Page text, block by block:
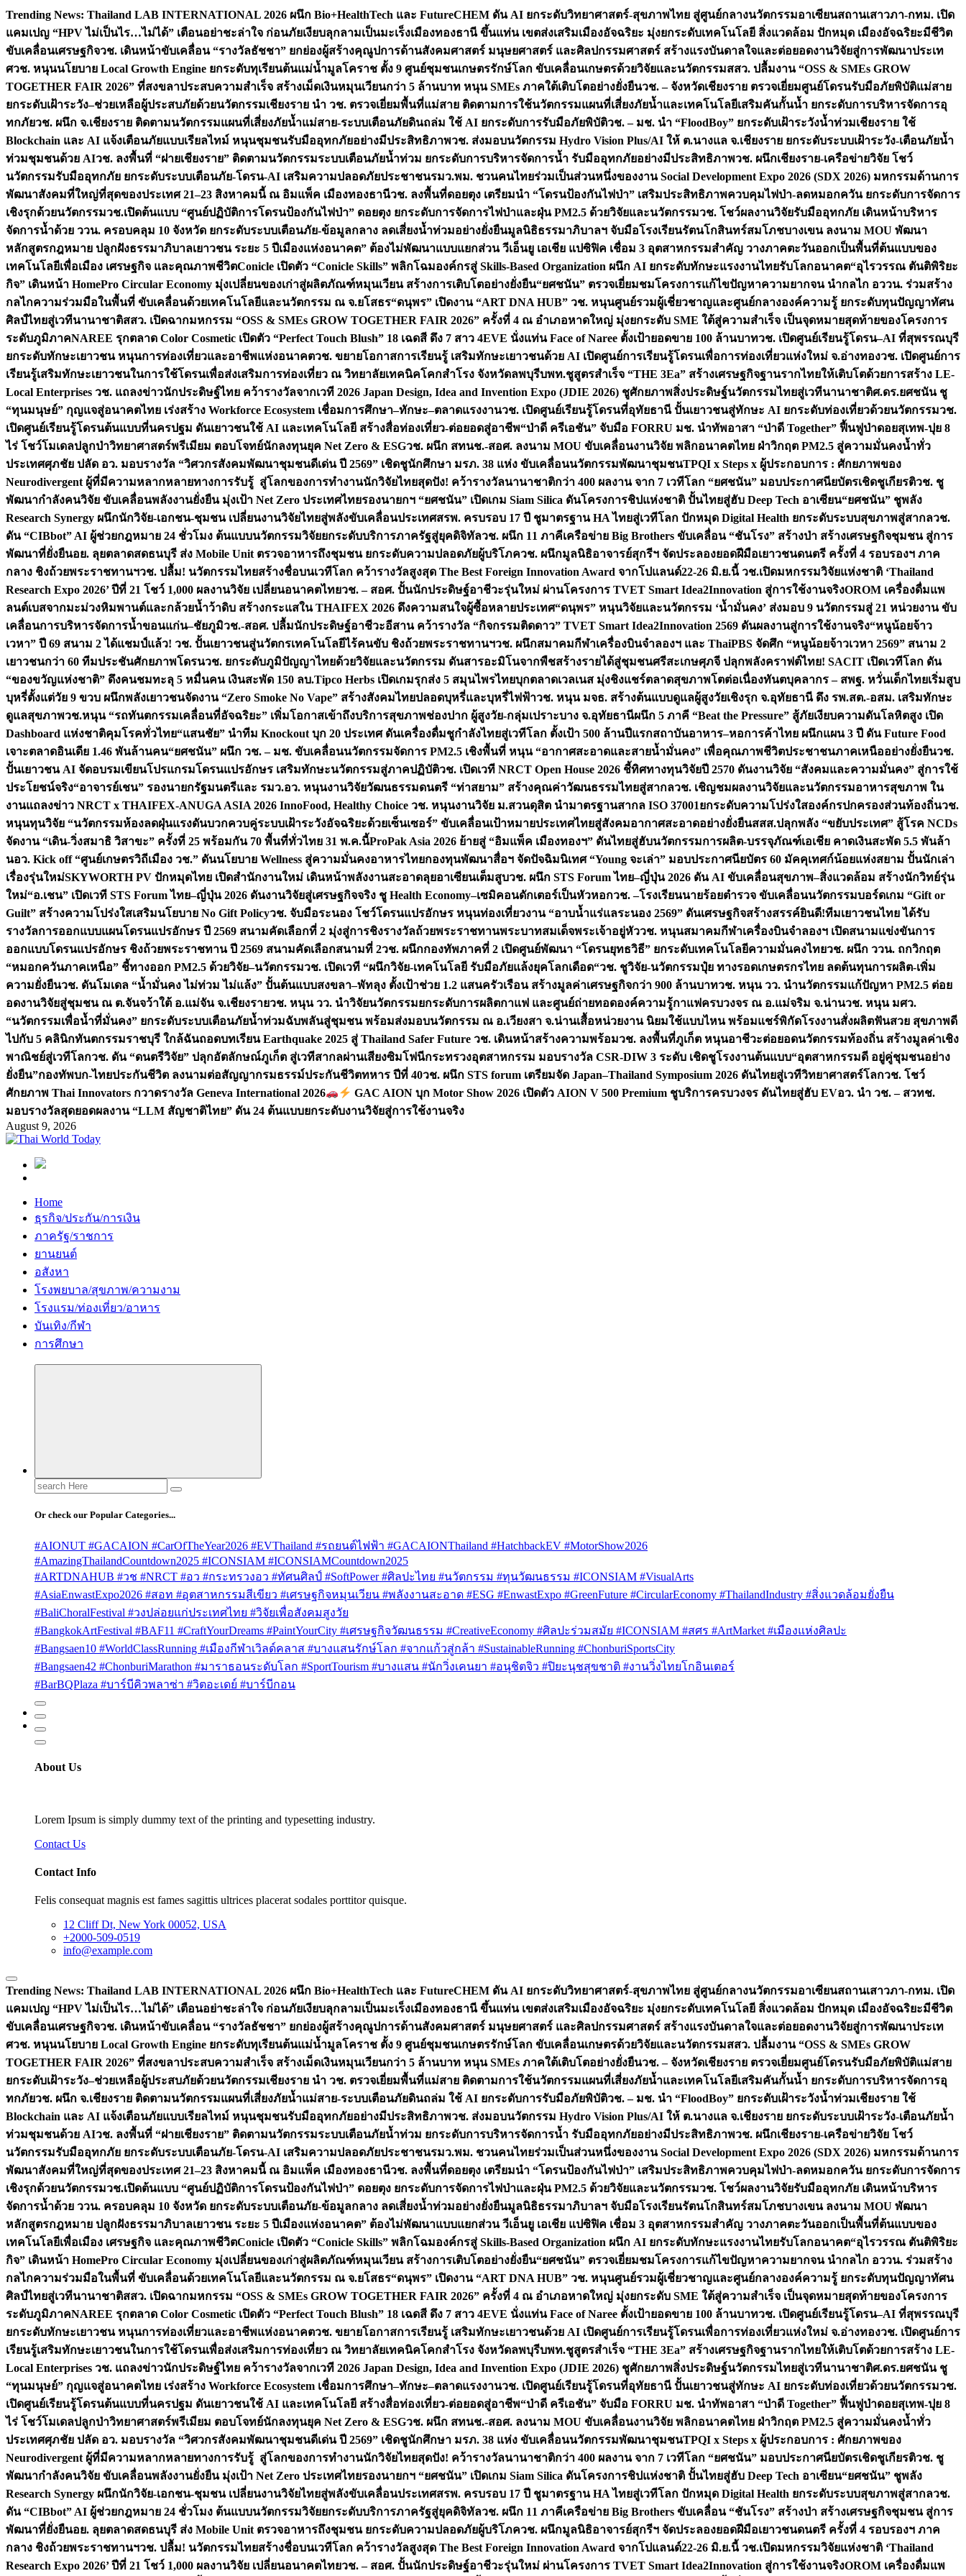
Skip
content
Trending News: Thailand LAB INTERNATIONAL 2026 ผนึก Bio+HealthTech และ FutureCHEM ดัน AI ยกระดับวิทยาศาสตร์-สุขภาพไทย สู่ศูนย์กลางนวัตกรรมอาเซียนสถานเสาวภา-กทม. เปิด
แคมเปญ “HPV ไม่เป็นไร…ไม่ได้” เตือนอย่าชะล่าใจ ก่อนภัยเงียบลุกลามเป็นมะเร็งเมืองทองธานี ขึ้นแท่น เขตส่งเสริมเมืองอัจฉริยะ มุ่งยกระดับเทคโนโลยี สิ่งแวดล้อม ปักหมุด เมืองอัจฉริยะมีชีวิต
ขับเคลื่อนเศรษฐกิจวช. เดินหน้าขับเคลื่อน “รางวัลธัชชา” ยกย่องผู้สร้างคุณูปการด้านสังคมศาสตร์ มนุษยศาสตร์ และศิลปกรรมศาสตร์ สร้างแรงบันดาลใจและต่อยอดงานวิจัยสู่การพัฒนาประเท
ศวช. หนุนนโยบาย Local Growth Engine ยกระดับทุเรียนต้นแม่น้ำมูลโคราช ตั้ง 9 ศูนย์ชุมชนเกษตรรักษ์โลก ขับเคลื่อนเกษตรด้วยวิจัยและนวัตกรรมสสว. ปลื้มงาน “OSS & SMEs GROW
TOGETHER FAIR 2026” ที่สงขลาประสบความสำเร็จ สร้างเม็ดเงินหมุนเวียนกว่า 5 ล้านบาท หนุน SMEs ภาคใต้เติบโตอย่างยั่งยืนวช. – จังหวัดเชียงราย ตรวจเยี่ยมศูนย์โดรนรับมือภัยพิบัติแม่สาย
ยกระดับเฝ้าระวัง–ช่วยเหลือผู้ประสบภัยด้วยนวัตกรรมเชียงราย นำ วช. ตรวจเยี่ยมพื้นที่แม่สาย ติดตามการใช้นวัตกรรมแผนที่เสี่ยงภัยน้ำและเทคโนโลยีเสริมคันกั้นน้ำ ยกระดับการบริหารจัดการอุ
ทกภัยวช. ผนึก จ.เชียงราย ติดตามนวัตกรรมแผนที่เสี่ยงภัยน้ำแม่สาย-ระบบเตือนภัยดินถล่ม ใช้ AI ยกระดับการรับมือภัยพิบัติวช. – มช. นำ “FloodBoy” ยกระดับเฝ้าระวังน้ำท่วมเชียงราย ใช้
Blockchain และ AI แจ้งเตือนภัยแบบเรียลไทม์ หนุนชุมชนรับมืออุทกภัยอย่างมีประสิทธิภาพวช. ส่งมอบนวัตกรรม Hydro Vision Plus/AI ให้ ต.นางแล จ.เชียงราย ยกระดับระบบเฝ้าระวัง-เตือนภัยน้ำ
ท่วมชุมชนด้วย AIวช. ลงพื้นที่ “ฝายเชียงราย” ติดตามนวัตกรรมระบบเตือนภัยน้ำท่วม ยกระดับการบริหารจัดการน้ำ รับมืออุทกภัยอย่างมีประสิทธิภาพวช. ผนึกเชียงราย-เครือข่ายวิจัย โชว์
นวัตกรรมรับมืออุทกภัย ยกระดับระบบเตือนภัย-โดรน-AI เสริมความปลอดภัยประชาชนรมว.พม. ชวนคนไทยร่วมเป็นส่วนหนึ่งของงาน Social Development Expo 2026 (SDX 2026) มหกรรมด้านการ
พัฒนาสังคมที่ใหญ่ที่สุดของประเทศ 21–23 สิงหาคมนี้ ณ อิมแพ็ค เมืองทองธานีวช. ลงพื้นที่ดอยตุง เตรียมนำ “โดรนป้องกันไฟป่า” เสริมประสิทธิภาพควบคุมไฟป่า-ลดหมอกควัน ยกระดับการจัดการ
เชิงรุกด้วยนวัตกรรมวช.เปิดต้นแบบ “ศูนย์ปฏิบัติการโดรนป้องกันไฟป่า” ดอยตุง ยกระดับการจัดการไฟป่าและฝุ่น PM2.5 ด้วยวิจัยและนวัตกรรมวช. โชว์ผลงานวิจัยรับมืออุทกภัย เดินหน้าบริหาร
จัดการน้ำด้วย ววน. ครอบคลุม 10 จังหวัด ยกระดับระบบเตือนภัย-ข้อมูลกลาง ลดเสี่ยงน้ำท่วมอย่างยั่งยืนมูลนิธิธรรมาภิบาลฯ จับมือโรงเรียนรัตนโกสินทร์สมโภชบางเขน ลงนาม MOU พัฒนา
หลักสูตรกฎหมาย ปลูกฝังธรรมาภิบาลเยาวชน ระยะ 5 ปีเมืองแห่งอนาคต” ต้องไม่พัฒนาแบบแยกส่วน วีเอ็นยู เอเชีย แปซิฟิค เชื่อม 3 อุตสาหกรรมสำคัญ วางภาคตะวันออกเป็นพื้นที่ต้นแบบของ
เทคโนโลยีเพื่อเมือง เศรษฐกิจ และคุณภาพชีวิตConicle เปิดตัว “Conicle Skills” พลิกโฉมองค์กรสู่ Skills-Based Organization ผนึก AI ยกระดับทักษะแรงงานไทยรับโลกอนาคต“อุไรวรรณ ตันติพิริยะ
กิจ” เดินหน้า HomePro Circular Economy มุ่งเปลี่ยนของเก่าสู่ผลิตภัณฑ์หมุนเวียน สร้างการเติบโตอย่างยั่งยืน“ยศชนัน” ตรวจเยี่ยมชมโครงการแก้ไขปัญหาความยากจน นำกลไก อววน. ร่วมสร้าง
กลไกความร่วมมือในพื้นที่ ขับเคลื่อนด้วยเทคโนโลยีและนวัตกรรม ณ จ.ยโสธร“ดนุพร” เปิดงาน “ART DNA HUB” วช. หนุนศูนย์รวมผู้เชี่ยวชาญและศูนย์กลางองค์ความรู้ ยกระดับทุนปัญญาทัศน
ศิลป์ไทยสู่เวทีนานาชาติสสว. เปิดฉากมหกรรม “OSS & SMEs GROW TOGETHER FAIR 2026” ครั้งที่ 4 ณ อำเภอหาดใหญ่ มุ่งยกระดับ SME ใต้สู่ความสำเร็จ เป็นจุดหมายสุดท้ายของโครงการ
ระดับภูมิภาคNAREE รุกตลาด Color Cosmetic เปิดตัว “Perfect Touch Blush” 18 เฉดสี ดึง 7 สาว 4EVE นั่งแท่น Face of Naree ตั้งเป้ายอดขาย 100 ล้านบาทวช. เปิดศูนย์เรียนรู้โดรน–AI ที่สุพรรณบุรี
ยกระดับทักษะเยาวชน หนุนการท่องเที่ยวและอาชีพแห่งอนาคตวช. ขยายโอกาสการเรียนรู้ เสริมทักษะเยาวชนด้วย AI เปิดศูนย์การเรียนรู้โดรนเพื่อการท่องเที่ยวแห่งใหม่ จ.อ่างทองวช. เปิดศูนย์การ
เรียนรู้เสริมทักษะเยาวชนในการใช้โดรนเพื่อส่งเสริมการท่องเที่ยว ณ วิทยาลัยเทคนิคโคกสำโรง จังหวัดลพบุรีบพท.ชูสูตรสำเร็จ “THE 3Ea” สร้างเศรษฐกิจฐานรากไทยให้เติบโตด้วยการสร้าง LE-
Local Enterprises วช. แถลงข่าวนักประดิษฐ์ไทย คว้ารางวัลจากเวที 2026 Japan Design, Idea and Invention Expo (JDIE 2026) ชูศักยภาพสิ่งประดิษฐ์นวัตกรรมไทยสู่เวทีนานาชาติศ.ดร.ยศชนัน ชู
“ทุนมนุษย์” กุญแจสู่อนาคตไทย เร่งสร้าง Workforce Ecosystem เชื่อมการศึกษา–ทักษะ–ตลาดแรงงานวช. เปิดศูนย์เรียนรู้โดรนที่อุทัยธานี ปั้นเยาวชนสู่ทักษะ AI ยกระดับท่องเที่ยวด้วยนวัตกรรมวช.
เปิดศูนย์เรียนรู้โดรนต้นแบบที่นครปฐม ดันเยาวชนใช้ AI และเทคโนโลยี สร้างสื่อท่องเที่ยว-ต่อยอดสู่อาชีพ“ป่าดี ครีเอชัน” จับมือ FORRU มช. นำทัพอาสา “ป่าดี Together” ฟื้นฟูป่าดอยสุเทพ-ปุย 8
ไร่ โชว์โมเดลปลูกป่าวิทยาศาสตร์พรีเมียม ตอบโจทย์นักลงทุนยุค Net Zero & ESGวช. ผนึก สทนช.-สอศ. ลงนาม MOU ขับเคลื่อนงานวิจัย พลิกอนาคตไทย ฝ่าวิกฤต PM2.5 สู่ความมั่นคงน้ำทั่ว
ประเทศศุภชัย ปลัด อว. มอบรางวัล “วิศวกรสังคมพัฒนาชุมชนดีเด่น ปี 2569” เชิดชูนักศึกษา มรภ. 38 แห่ง ขับเคลื่อนนวัตกรรมพัฒนาชุมชนTPQI x Steps x ผู้ประกอบการ : ศักยภาพของ
Neurodivergent ผู้ที่มีความหลากหลายทางการรับรู้ สู่โลกของการทำงานนักวิจัยไทยสุดปัง! คว้ารางวัลนานาชาติกว่า 400 ผลงาน จาก 7 เวทีโลก “ยศชนัน” มอบประกาศนียบัตรเชิดชูเกียรติวช. ชู
พัฒนากำลังคนวิจัย ขับเคลื่อนพลังงานยั่งยืน มุ่งเป้า Net Zero ประเทศไทยรองนายกฯ “ยศชนัน” เปิดเกม Siam Silica ดันโครงการชิปแห่งชาติ ปั้นไทยสู่ฮับ Deep Tech อาเซียน“ยศชนัน” ชูพลัง
Research Synergy ผนึกนักวิจัย-เอกชน-ชุมชน เปลี่ยนงานวิจัยไทยสู่พลังขับเคลื่อนประเทศสรพ. ครบรอบ 17 ปี ชูมาตรฐาน HA ไทยสู่เวทีโลก ปักหมุด Digital Health ยกระดับระบบสุขภาพสู่สากลวช.
ดัน “CIBbot” AI ผู้ช่วยกฎหมาย 24 ชั่วโมง ต้นแบบนวัตกรรมวิจัยยกระดับบริการภาครัฐสู่ยุคดิจิทัลวช. ผนึก 11 ภาคีเครือข่าย Big Brothers ขับเคลื่อน “ชันโรง” สร้างป่า สร้างเศรษฐกิจชุมชน สู่การ
พัฒนาที่ยั่งยืนอย. ลุยตลาดสดธนบุรี ส่ง Mobile Unit ตรวจอาหารถึงชุมชน ยกระดับความปลอดภัยผู้บริโภควช. ผนึกมูลนิธิอาจารย์สุกรีฯ จัดประลองยอดฝีมือเยาวชนดนตรี ครั้งที่ 4 รอบรองฯ ภาค
กลาง ชิงถ้วยพระราชทานฯวช. ปลื้ม! นวัตกรรมไทยสร้างชื่อบนเวทีโลก คว้ารางวัลสูงสุด The Best Foreign Innovation Award จากโปแลนด์22-26 มิ.ย.นี้ วช.เปิดมหกรรมวิจัยแห่งชาติ ‘Thailand
Research Expo 2026’ ปีที่ 21 โชว์ 1,000 ผลงานวิจัย เปลี่ยนอนาคตไทยวช. – สอศ. ปั้นนักประดิษฐ์อาชีวะรุ่นใหม่ ผ่านโครงการ TVET Smart Idea2Innovation สู่การใช้งานจริงOROM เครื่องดื่มแพ
ลนต์เบสจากมะม่วงหิมพานต์และกล้วยน้ำว้าดิบ สร้างกระแสใน THAIFEX 2026 ดึงความสนใจผู้ซื้อหลายประเทศ“ดนุพร” หนุนวิจัยและนวัตกรรม ‘น้ำมั่นคง’ ส่งมอบ 9 นวัตกรรมสู่ 21 หน่วยงาน ขับ
เคลื่อนการบริหารจัดการน้ำขอนแก่น–ชัยภูมิวช.-สอศ. ปลื้มนักประดิษฐ์อาชีวะอีสาน คว้ารางวัล “กิจกรรมติดดาว” TVET Smart Idea2Innovation 2569 ดันผลงานสู่การใช้งานจริง“หนูน้อยจ้าว
เวหา” ปี 69 สนาม 2 ได้แชมป์แล้ว! วช. ปั้นเยาวชนสู่นวัตกรเทคโนโลยีไร้คนขับ ชิงถ้วยพระราชทานฯวช. ผนึกสมาคมกีฬาเครื่องบินจำลองฯ และ ThaiPBS จัดศึก “หนูน้อยจ้าวเวหา 2569” สนาม 2
เยาวชนกว่า 60 ทีมประชันศักยภาพโดรนวช. ยกระดับภูมิปัญญาไทยด้วยวิจัยและนวัตกรรม ดันสารอะมิโนจากพืชสร้างรายได้สู่ชุมชนศรีสะเกษศุภจี ปลุกพลังคราฟต์ไทย! SACIT เปิดเวทีโลก ดัน
“ของขวัญแห่งชาติ” ดึงคนชมทะลุ 5 หมื่นคน เงินสะพัด 150 ลบ.Tipco Herbs เปิดเกมรุกส่ง 5 สมุนไพรไทยบุกตลาดเวลเนส มุ่งชิงแชร์ตลาดสุขภาพโตต่อเนื่องทันตบุคลากร – สพฐ. หวั่นเด็กไทยเริ่มสูบ
บุหรี่ตั้งแต่วัย 9 ขวบ ผนึกพลังเยาวชนจัดงาน “Zero Smoke No Vape” สร้างสังคมไทยปลอดบุหรี่และบุหรี่ไฟฟ้าวช. หนุน มจธ. สร้างต้นแบบดูแลผู้สูงวัยเชิงรุก จ.อุทัยธานี ดึง รพ.สต.-อสม. เสริมทักษะ
ดูแลสุขภาพวช.หนุน “รถทันตกรรมเคลื่อนที่อัจฉริยะ” เพิ่มโอกาสเข้าถึงบริการสุขภาพช่องปาก ผู้สูงวัย-กลุ่มเปราะบาง จ.อุทัยธานีผนึก 5 ภาคี “Beat the Pressure” สู้ภัยเงียบความดันโลหิตสูง เปิด
Dashboard แห่งชาติคุมโรคทั่วไทย“แสนชัย” นำทีม Knockout บุก 20 ประเทศ ดันเครื่องดื่มชูกำลังไทยสู่เวทีโลก ตั้งเป้า 500 ล้านปีแรกสถาบันอาหาร–หอการค้าไทย ผนึกแผน 3 ปี ดัน Future Food
เจาะตลาดอินเดีย 1.46 พันล้านคน“ยศชนัน” ผนึก วช. – มช. ขับเคลื่อนนวัตกรรมจัดการ PM2.5 เชิงพื้นที่ หนุน “อากาศสะอาดและสายน้ำมั่นคง” เพื่อคุณภาพชีวิตประชาชนภาคเหนืออย่างยั่งยืนวช.
ปั้นเยาวชน AI จัดอบรมเขียนโปรแกรมโดรนแปรอักษร เสริมทักษะนวัตกรรมสู่ภาคปฏิบัติวช. เปิดเวที NRCT Open House 2026 ชี้ทิศทางทุนวิจัยปี 2570 ดันงานวิจัย “สังคมและความมั่นคง” สู่การใช้
ประโยชน์จริง“อาจารย์เชน” รองนายกรัฐมนตรีและ รมว.อว. หนุนงานวิจัยวัฒนธรรมดนตรี “ท่าสยาม” สร้างคุณค่าวัฒนธรรมไทยสู่สากลวช. เชิญชมผลงานวิจัยและนวัตกรรมอาหารสุขภาพ ใน
งานแถลงข่าว NRCT x THAIFEX-ANUGA ASIA 2026 InnoFood, Healthy Choice วช. หนุนงานวิจัย ม.สวนดุสิต นำมาตรฐานสากล ISO 37001ยกระดับความโปร่งใสองค์กรปกครองส่วนท้องถิ่นวช.
หนุนทุนวิจัย “นวัตกรรมห้องลดฝุ่นแรงดันบวกควบคู่ระบบเฝ้าระวังอัจฉริยะด้วยเซ็นเซอร์” ขับเคลื่อนเป้าหมายประเทศไทยสู่สังคมอากาศสะอาดอย่างยั่งยืนสสส.ปลุกพลัง “ขยับประเทศ” สู้โรค NCDs
จัดงาน “เดิน-วิ่งสมาธิ วิสาขะ” ครั้งที่ 25 พร้อมกัน 70 พื้นที่ทั่วไทย 31 พ.ค.นี้ProPak Asia 2026 ย้ายสู่ “อิมแพ็ค เมืองทองฯ” ดันไทยสู่ฮับนวัตกรรมการผลิต-บรรจุภัณฑ์เอเชีย คาดเงินสะพัด 5.5 พันล้า
นอว. Kick off “ศูนย์เกษตรวิถีเมือง วช.” ดันนโยบาย Wellness สู่ความมั่นคงอาหารไทยกองทุนพัฒนาสื่อฯ จัดปัจฉิมนิเทศ “Young จะเล่า” มอบประกาศนียบัตร 60 มัคคุเทศก์น้อยแห่งสยาม ปั้นนักเล่า
เรื่องรุ่นใหม่SKYWORTH PV ปักหมุดไทย เปิดสำนักงานใหม่ เดินหน้าพลังงานสะอาดลุยอาเซียนเต็มสูบวช. ผนึก STS Forum ไทย–ญี่ปุ่น 2026 ดัน AI ขับเคลื่อนสุขภาพ–สิ่งแวดล้อม สร้างนักวิทย์รุ่น
ใหม่“อ.เชน” เปิดเวที STS Forum ไทย–ญี่ปุ่น 2026 ดันงานวิจัยสู่เศรษฐกิจจริง ชู Health Economy–เซมิคอนดักเตอร์เป็นหัวหอกวช. –โรงเรียนนายร้อยตำรวจ ขับเคลื่อนนวัตกรรมบอร์ดเกม “Gift or
Guilt” สร้างความโปร่งใสเสริมนโยบาย No Gift Policyวช. จับมือระนอง โชว์โดรนแปรอักษร หนุนท่องเที่ยวงาน “อาบน้ำแร่แลระนอง 2569” ดันเศรษฐกิจสร้างสรรค์ยินดี!ทีมเยาวชนไทย ได้รับ
รางวัลการออกแบบแผนโดรนแปรอักษร ปี 2569 สนามคัดเลือกที่ 2 มุ่งสู่การชิงรางวัลถ้วยพระราชทานพระบาทสมเด็จพระเจ้าอยู่หัววช. หนุนสมาคมกีฬาเครื่องบินจำลองฯ เปิดสนามแข่งขันการ
ออกแบบโดรนแปรอักษร ชิงถ้วยพระราชทาน ปี 2569 สนามคัดเลือกสนามที่ 2วช. ผนึกกองทัพภาคที่ 2 เปิดศูนย์พัฒนา “โดรนยุทธวิธี” ยกระดับเทคโนโลยีความมั่นคงไทยวช. ผนึก ววน. ถกวิกฤต
“หมอกควันภาคเหนือ” ชี้ทางออก PM2.5 ด้วยวิจัย–นวัตกรรมวช. เปิดเวที “ผนึกวิจัย-เทคโนโลยี รับมือภัยแล้งยุคโลกเดือด“วช. ชูวิจัย-นวัตกรรมปุ๋ย ทางรอดเกษตรกรไทย ลดต้นทุนการผลิต-เพิ่ม
ความยั่งยืนวช. ดันโมเดล “น้ำมั่นคง ไม่ท่วม ไม่แล้ง” ปั้นต้นแบบสงขลา–พัทลุง ตั้งเป้าช่วย 1.2 แสนครัวเรือน สร้างมูลค่าเศรษฐกิจกว่า 900 ล้านบาทวช. หนุน วว. นำนวัตกรรมแก้ปัญหา PM2.5 ต่อย
อดงานวิจัยสู่ชุมชน ณ ต.จันจว้าใต้ อ.แม่จัน จ.เชียงรายวช. หนุน วว. นำวิจัยนวัตกรรมยกระดับการผลิตกาแฟ และศูนย์ถ่ายทอดองค์ความรู้กาแฟครบวงจร ณ อ.แม่จริม จ.น่านวช. หนุน มศว.
“นวัตกรรมเพื่อน้ำที่มั่นคง” ยกระดับระบบเตือนภัยน้ำท่วมฉับพลันสู่ชุมชน พร้อมส่งมอบนวัตกรรม ณ อ.เวียงสา จ.น่านเสื้อหน่วยงาน นิยมใช้แบบไหน พร้อมแชร์พิกัดโรงงานสั่งผลิตฟันสวย สุขภาพดี
ไปกับ 5 คลินิกทันตกรรมราชบุรี ใกล้ฉันถอดบทเรียน Earthquake 2025 สู่ Thailand Safer Future วช. เดินหน้าสร้างความพร้อมวช. ลงพื้นที่ภูเก็ต หนุนอาชีวะต่อยอดนวัตกรรมท้องถิ่น สร้างมูลค่าเชิง
พาณิชย์สู่เวทีโลกวช. ดัน “ดนตรีวิจัย” ปลุกอัตลักษณ์ภูเก็ต สู่เวทีสากลผ่านเสียงซิมโฟนีกระทรวงอุตสาหกรรม มอบรางวัล CSR-DIW 3 ระดับ เชิดชูโรงงานต้นแบบ“อุตสาหกรรมดี อยู่คู่ชุมชนอย่าง
ยั่งยืน”กองทัพบก-ไทยประกันชีวิต ลงนามต่อสัญญากรมธรรม์ประกันชีวิตทหาร ปีที่ 40วช. ผนึก STS forum เตรียมจัด Japan–Thailand Symposium 2026 ดันไทยสู่เวทีวิทยาศาสตร์โลกวช. โชว์
ศักยภาพ Thai Innovators กวาดรางวัล Geneva International 2026
GAC AION บุก Motor Show 2026 เปิดตัว AION V 500 Premium ชูบริการครบวงจร ดันไทยสู่ฮับ EVอว. นำ วช. – สวทช.
มอบรางวัลสุดยอดผลงาน “LLM สัญชาติไทย” ดัน 24 ต้นแบบยกระดับงานวิจัยสู่การใช้งานจริง
August 9, 2026
Home
ธุรกิจ/ประกัน/การเงิน
ภาครัฐ/ราชการ
ยานยนต์
อสังหา
โรงพยบาล/สุขภาพ/ความงาม
โรงแรม/ท่องเที่ยว/อาหาร
บันเทิง/กีฬา
การศึกษา
Search
for:
Or check our Popular Categories...
#AIONUT #GACAION #CarOfTheYear2026 #EVThailand #รถยนต์ไฟฟ้า #GACAIONThailand #HatchbackEV #MotorShow2026
#AmazingThailandCountdown2025 #ICONSIAM #ICONSIAMCountdown2025
#ARTDNAHUB #วช #NRCT #อว #กระทรวงอว #ทัศนศิลป์ #SoftPower #ศิลปะไทย #นวัตกรรม #ทุนวัฒนธรรม #ICONSIAM #VisualArts
#AsiaEnwastExpo2026 #สอท #อุตสาหกรรมสีเขียว #เศรษฐกิจหมุนเวียน #พลังงานสะอาด #ESG #EnwastExpo #GreenFuture #CircularEconomy #ThailandIndustry #สิ่งแวดล้อมยั่งยืน
#BaliChoralFestival #วงปล่อยแก่ประเทศไทย #วิจัยเพื่อสังคมสูงวัย
#BangkokArtFestival #BAF11 #CraftYourDreams #PaintYourCity #เศรษฐกิจวัฒนธรรม #CreativeEconomy #ศิลปะร่วมสมัย #ICONSIAM #สศร #ArtMarket #เมืองแห่งศิลปะ
#Bangsaen10 #WorldClassRunning #เมืองกีฬาเวิลด์คลาส #บางแสนรักษ์โลก #จากแก้วสู่กล้า #SustainableRunning #ChonburiSportsCity
#Bangsaen42 #ChonburiMarathon #มาราธอนระดับโลก #SportTourism #บางแสน #นักวิ่งเคนยา #อนุชิตจิว #ปิยะนุชสุขชาติ #งานวิ่งไทยโกอินเตอร์
#BarBQPlaza #บาร์บีคิวพลาซ่า #วิตอะเดย์ #บาร์บีกอน
About Us
Lorem Ipsum is simply dummy text of the printing and typesetting industry.
Contact Us
Contact Info
Felis consequat magnis est fames sagittis ultrices placerat sodales porttitor quisque.
12 Cliff Dt, New York 00052, USA
+2000-509-0519
info@example.com
Trending News: Thailand LAB INTERNATIONAL 2026 ผนึก Bio+HealthTech และ FutureCHEM ดัน AI ยกระดับวิทยาศาสตร์-สุขภาพไทย สู่ศูนย์กลางนวัตกรรมอาเซียนสถานเสาวภา-กทม. เปิด
แคมเปญ “HPV ไม่เป็นไร…ไม่ได้” เตือนอย่าชะล่าใจ ก่อนภัยเงียบลุกลามเป็นมะเร็งเมืองทองธานี ขึ้นแท่น เขตส่งเสริมเมืองอัจฉริยะ มุ่งยกระดับเทคโนโลยี สิ่งแวดล้อม ปักหมุด เมืองอัจฉริยะมีชีวิต
ขับเคลื่อนเศรษฐกิจวช. เดินหน้าขับเคลื่อน “รางวัลธัชชา” ยกย่องผู้สร้างคุณูปการด้านสังคมศาสตร์ มนุษยศาสตร์ และศิลปกรรมศาสตร์ สร้างแรงบันดาลใจและต่อยอดงานวิจัยสู่การพัฒนาประเท
ศวช. หนุนนโยบาย Local Growth Engine ยกระดับทุเรียนต้นแม่น้ำมูลโคราช ตั้ง 9 ศูนย์ชุมชนเกษตรรักษ์โลก ขับเคลื่อนเกษตรด้วยวิจัยและนวัตกรรมสสว. ปลื้มงาน “OSS & SMEs GROW
TOGETHER FAIR 2026” ที่สงขลาประสบความสำเร็จ สร้างเม็ดเงินหมุนเวียนกว่า 5 ล้านบาท หนุน SMEs ภาคใต้เติบโตอย่างยั่งยืนวช. – จังหวัดเชียงราย ตรวจเยี่ยมศูนย์โดรนรับมือภัยพิบัติแม่สาย
ยกระดับเฝ้าระวัง–ช่วยเหลือผู้ประสบภัยด้วยนวัตกรรมเชียงราย นำ วช. ตรวจเยี่ยมพื้นที่แม่สาย ติดตามการใช้นวัตกรรมแผนที่เสี่ยงภัยน้ำและเทคโนโลยีเสริมคันกั้นน้ำ ยกระดับการบริหารจัดการอุ
ทกภัยวช. ผนึก จ.เชียงราย ติดตามนวัตกรรมแผนที่เสี่ยงภัยน้ำแม่สาย-ระบบเตือนภัยดินถล่ม ใช้ AI ยกระดับการรับมือภัยพิบัติวช. – มช. นำ “FloodBoy” ยกระดับเฝ้าระวังน้ำท่วมเชียงราย ใช้
Blockchain และ AI แจ้งเตือนภัยแบบเรียลไทม์ หนุนชุมชนรับมืออุทกภัยอย่างมีประสิทธิภาพวช. ส่งมอบนวัตกรรม Hydro Vision Plus/AI ให้ ต.นางแล จ.เชียงราย ยกระดับระบบเฝ้าระวัง-เตือนภัยน้ำ
ท่วมชุมชนด้วย AIวช. ลงพื้นที่ “ฝายเชียงราย” ติดตามนวัตกรรมระบบเตือนภัยน้ำท่วม ยกระดับการบริหารจัดการน้ำ รับมืออุทกภัยอย่างมีประสิทธิภาพวช. ผนึกเชียงราย-เครือข่ายวิจัย โชว์
นวัตกรรมรับมืออุทกภัย ยกระดับระบบเตือนภัย-โดรน-AI เสริมความปลอดภัยประชาชนรมว.พม. ชวนคนไทยร่วมเป็นส่วนหนึ่งของงาน Social Development Expo 2026 (SDX 2026) มหกรรมด้านการ
พัฒนาสังคมที่ใหญ่ที่สุดของประเทศ 21–23 สิงหาคมนี้ ณ อิมแพ็ค เมืองทองธานีวช. ลงพื้นที่ดอยตุง เตรียมนำ “โดรนป้องกันไฟป่า” เสริมประสิทธิภาพควบคุมไฟป่า-ลดหมอกควัน ยกระดับการจัดการ
เชิงรุกด้วยนวัตกรรมวช.เปิดต้นแบบ “ศูนย์ปฏิบัติการโดรนป้องกันไฟป่า” ดอยตุง ยกระดับการจัดการไฟป่าและฝุ่น PM2.5 ด้วยวิจัยและนวัตกรรมวช. โชว์ผลงานวิจัยรับมืออุทกภัย เดินหน้าบริหาร
จัดการน้ำด้วย ววน. ครอบคลุม 10 จังหวัด ยกระดับระบบเตือนภัย-ข้อมูลกลาง ลดเสี่ยงน้ำท่วมอย่างยั่งยืนมูลนิธิธรรมาภิบาลฯ จับมือโรงเรียนรัตนโกสินทร์สมโภชบางเขน ลงนาม MOU พัฒนา
หลักสูตรกฎหมาย ปลูกฝังธรรมาภิบาลเยาวชน ระยะ 5 ปีเมืองแห่งอนาคต” ต้องไม่พัฒนาแบบแยกส่วน วีเอ็นยู เอเชีย แปซิฟิค เชื่อม 3 อุตสาหกรรมสำคัญ วางภาคตะวันออกเป็นพื้นที่ต้นแบบของ
เทคโนโลยีเพื่อเมือง เศรษฐกิจ และคุณภาพชีวิตConicle เปิดตัว “Conicle Skills” พลิกโฉมองค์กรสู่ Skills-Based Organization ผนึก AI ยกระดับทักษะแรงงานไทยรับโลกอนาคต“อุไรวรรณ ตันติพิริยะ
กิจ” เดินหน้า HomePro Circular Economy มุ่งเปลี่ยนของเก่าสู่ผลิตภัณฑ์หมุนเวียน สร้างการเติบโตอย่างยั่งยืน“ยศชนัน” ตรวจเยี่ยมชมโครงการแก้ไขปัญหาความยากจน นำกลไก อววน. ร่วมสร้าง
กลไกความร่วมมือในพื้นที่ ขับเคลื่อนด้วยเทคโนโลยีและนวัตกรรม ณ จ.ยโสธร“ดนุพร” เปิดงาน “ART DNA HUB” วช. หนุนศูนย์รวมผู้เชี่ยวชาญและศูนย์กลางองค์ความรู้ ยกระดับทุนปัญญาทัศน
ศิลป์ไทยสู่เวทีนานาชาติสสว. เปิดฉากมหกรรม “OSS & SMEs GROW TOGETHER FAIR 2026” ครั้งที่ 4 ณ อำเภอหาดใหญ่ มุ่งยกระดับ SME ใต้สู่ความสำเร็จ เป็นจุดหมายสุดท้ายของโครงการ
ระดับภูมิภาคNAREE รุกตลาด Color Cosmetic เปิดตัว “Perfect Touch Blush” 18 เฉดสี ดึง 7 สาว 4EVE นั่งแท่น Face of Naree ตั้งเป้ายอดขาย 100 ล้านบาทวช. เปิดศูนย์เรียนรู้โดรน–AI ที่สุพรรณบุรี
ยกระดับทักษะเยาวชน หนุนการท่องเที่ยวและอาชีพแห่งอนาคตวช. ขยายโอกาสการเรียนรู้ เสริมทักษะเยาวชนด้วย AI เปิดศูนย์การเรียนรู้โดรนเพื่อการท่องเที่ยวแห่งใหม่ จ.อ่างทองวช. เปิดศูนย์การ
เรียนรู้เสริมทักษะเยาวชนในการใช้โดรนเพื่อส่งเสริมการท่องเที่ยว ณ วิทยาลัยเทคนิคโคกสำโรง จังหวัดลพบุรีบพท.ชูสูตรสำเร็จ “THE 3Ea” สร้างเศรษฐกิจฐานรากไทยให้เติบโตด้วยการสร้าง LE-
Local Enterprises วช. แถลงข่าวนักประดิษฐ์ไทย คว้ารางวัลจากเวที 2026 Japan Design, Idea and Invention Expo (JDIE 2026) ชูศักยภาพสิ่งประดิษฐ์นวัตกรรมไทยสู่เวทีนานาชาติศ.ดร.ยศชนัน ชู
“ทุนมนุษย์” กุญแจสู่อนาคตไทย เร่งสร้าง Workforce Ecosystem เชื่อมการศึกษา–ทักษะ–ตลาดแรงงานวช. เปิดศูนย์เรียนรู้โดรนที่อุทัยธานี ปั้นเยาวชนสู่ทักษะ AI ยกระดับท่องเที่ยวด้วยนวัตกรรมวช.
เปิดศูนย์เรียนรู้โดรนต้นแบบที่นครปฐม ดันเยาวชนใช้ AI และเทคโนโลยี สร้างสื่อท่องเที่ยว-ต่อยอดสู่อาชีพ“ป่าดี ครีเอชัน” จับมือ FORRU มช. นำทัพอาสา “ป่าดี Together” ฟื้นฟูป่าดอยสุเทพ-ปุย 8
ไร่ โชว์โมเดลปลูกป่าวิทยาศาสตร์พรีเมียม ตอบโจทย์นักลงทุนยุค Net Zero & ESGวช. ผนึก สทนช.-สอศ. ลงนาม MOU ขับเคลื่อนงานวิจัย พลิกอนาคตไทย ฝ่าวิกฤต PM2.5 สู่ความมั่นคงน้ำทั่ว
ประเทศศุภชัย ปลัด อว. มอบรางวัล “วิศวกรสังคมพัฒนาชุมชนดีเด่น ปี 2569” เชิดชูนักศึกษา มรภ. 38 แห่ง ขับเคลื่อนนวัตกรรมพัฒนาชุมชนTPQI x Steps x ผู้ประกอบการ : ศักยภาพของ
Neurodivergent ผู้ที่มีความหลากหลายทางการรับรู้ สู่โลกของการทำงานนักวิจัยไทยสุดปัง! คว้ารางวัลนานาชาติกว่า 400 ผลงาน จาก 7 เวทีโลก “ยศชนัน” มอบประกาศนียบัตรเชิดชูเกียรติวช. ชู
พัฒนากำลังคนวิจัย ขับเคลื่อนพลังงานยั่งยืน มุ่งเป้า Net Zero ประเทศไทยรองนายกฯ “ยศชนัน” เปิดเกม Siam Silica ดันโครงการชิปแห่งชาติ ปั้นไทยสู่ฮับ Deep Tech อาเซียน“ยศชนัน” ชูพลัง
Research Synergy ผนึกนักวิจัย-เอกชน-ชุมชน เปลี่ยนงานวิจัยไทยสู่พลังขับเคลื่อนประเทศสรพ. ครบรอบ 17 ปี ชูมาตรฐาน HA ไทยสู่เวทีโลก ปักหมุด Digital Health ยกระดับระบบสุขภาพสู่สากลวช.
ดัน “CIBbot” AI ผู้ช่วยกฎหมาย 24 ชั่วโมง ต้นแบบนวัตกรรมวิจัยยกระดับบริการภาครัฐสู่ยุคดิจิทัลวช. ผนึก 11 ภาคีเครือข่าย Big Brothers ขับเคลื่อน “ชันโรง” สร้างป่า สร้างเศรษฐกิจชุมชน สู่การ
พัฒนาที่ยั่งยืนอย. ลุยตลาดสดธนบุรี ส่ง Mobile Unit ตรวจอาหารถึงชุมชน ยกระดับความปลอดภัยผู้บริโภควช. ผนึกมูลนิธิอาจารย์สุกรีฯ จัดประลองยอดฝีมือเยาวชนดนตรี ครั้งที่ 4 รอบรองฯ ภาค
กลาง ชิงถ้วยพระราชทานฯวช. ปลื้ม! นวัตกรรมไทยสร้างชื่อบนเวทีโลก คว้ารางวัลสูงสุด The Best Foreign Innovation Award จากโปแลนด์22-26 มิ.ย.นี้ วช.เปิดมหกรรมวิจัยแห่งชาติ ‘Thailand
Research Expo 2026’ ปีที่ 21 โชว์ 1,000 ผลงานวิจัย เปลี่ยนอนาคตไทยวช. – สอศ. ปั้นนักประดิษฐ์อาชีวะรุ่นใหม่ ผ่านโครงการ TVET Smart Idea2Innovation สู่การใช้งานจริงOROM เครื่องดื่มแพ